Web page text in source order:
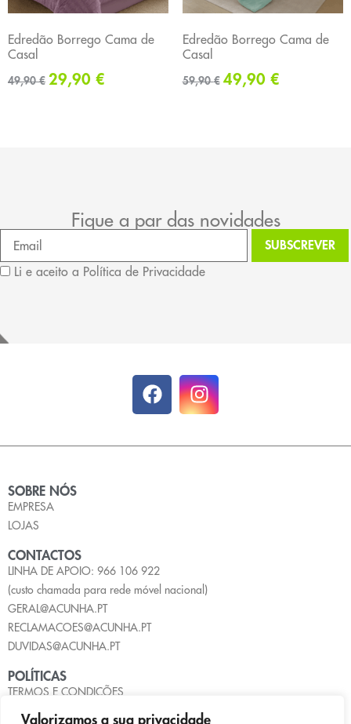
Valorizamos a sua privacidade
Edredão Borrego Cama de
Casal
49,90€ 29,90 €
Edredão Borrego Cama de
Casal
59,90€ 49,90 €
Fique a par das novidades
Li e aceito a Política de Privacidade
SOBRE NÓS
EMPRESA
LOJAS
CONTACTOS
LINHA DE APOIO: 966 106 922
(custo chamada para rede móvel nacional)
GERAL@ACUNHA.PT
RECLAMACOES@ACUNHA.PT
DUVIDAS@ACUNHA.PT
POLÍTICAS
TERMOS E CONDIÇÕES
POLÍTICA DE PRIVACIDADE